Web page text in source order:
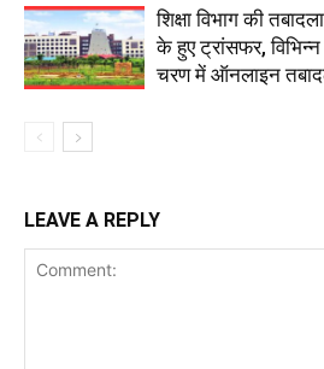
शिक्षा विभाग की
के हुए ट्रांसफर,
चरण में ऑनलाइन
LEAVE A REPLY